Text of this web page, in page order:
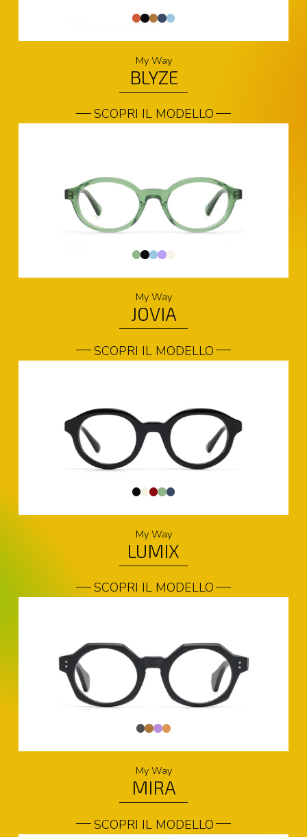
My Way
BLYZE
SCOPRI IL MODELLO
My Way
JOVIA
SCOPRI IL MODELLO
My Way
LUMIX
SCOPRI IL MODELLO
My Way
MIRA
SCOPRI IL MODELLO